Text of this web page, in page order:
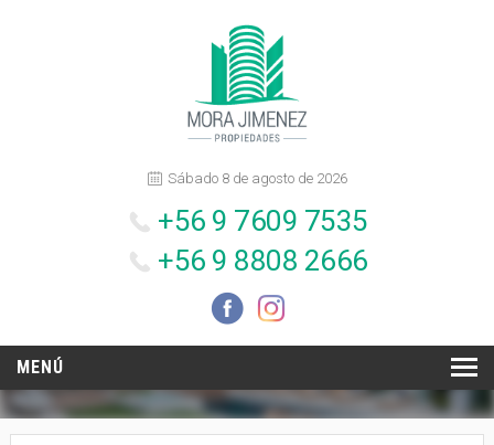
Sábado 8 de agosto de 2026
+56 9 7609 7535
+56 9 8808 2666
MENÚ
INICIO